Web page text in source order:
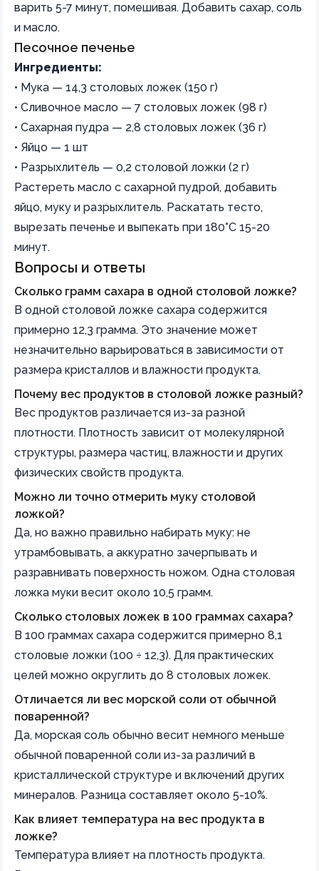
варить 5-7 минут, помешивая. Добавить сахар, соль
и масло.
Песочное печенье
Ингредиенты:
• Мука — 14,3 столовых ложек (150 г)
• Сливочное масло — 7 столовых ложек (98 г)
• Сахарная пудра — 2,8 столовых ложек (36 г)
• Яйцо — 1 шт
• Разрыхлитель — 0,2 столовой ложки (2 г)
Растереть масло с сахарной пудрой, добавить
яйцо, муку и разрыхлитель. Раскатать тесто,
вырезать печенье и выпекать при 180°C 15-20
минут.
Вопросы и ответы
Сколько грамм сахара в одной столовой ложке?
В одной столовой ложке сахара содержится
примерно 12,3 грамма. Это значение может
незначительно варьироваться в зависимости от
размера кристаллов и влажности продукта.
Почему вес продуктов в столовой ложке разный?
Вес продуктов различается из-за разной
плотности. Плотность зависит от молекулярной
структуры, размера частиц, влажности и других
физических свойств продукта.
Можно ли точно отмерить муку столовой
ложкой?
Да, но важно правильно набирать муку: не
утрамбовывать, а аккуратно зачерпывать и
разравнивать поверхность ножом. Одна столовая
ложка муки весит около 10,5 грамм.
Сколько столовых ложек в 100 граммах сахара?
В 100 граммах сахара содержится примерно 8,1
столовые ложки (100 ÷ 12,3). Для практических
целей можно округлить до 8 столовых ложек.
Отличается ли вес морской соли от обычной
поваренной?
Да, морская соль обычно весит немного меньше
обычной поваренной соли из-за различий в
кристаллической структуре и включений других
минералов. Разница составляет около 5-10%.
Как влияет температура на вес продукта в
ложке?
Температура влияет на плотность продукта.